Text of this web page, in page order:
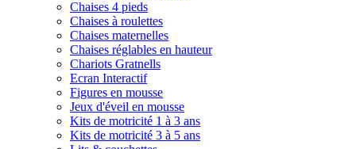
Chaises 4 pieds
Chaises à roulettes
Chaises maternelles
Chaises réglables en hauteur
Chariots Gratnells
Ecran Interactif
Figures en mousse
Jeux d'éveil en mousse
Kits de motricité 1 à 3 ans
Kits de motricité 3 à 5 ans